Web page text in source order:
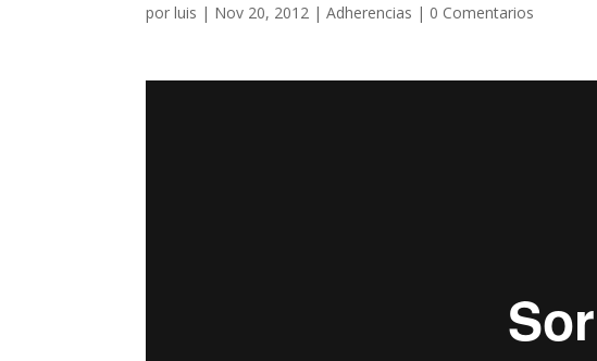
porluis | Nov 20, 2012 |Adherencias | 0 Comentarios